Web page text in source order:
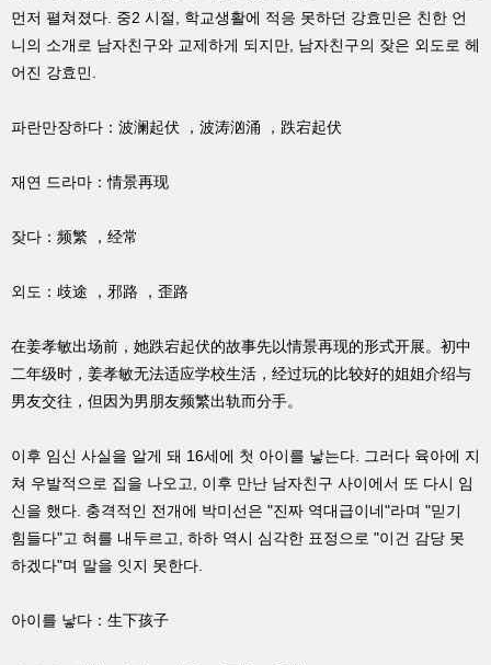
먼저 펼쳐졌다. 중2 시절, 학교생활에 적응 못하던 강효민은 친한 언
니의 소개로 남자친구와 교제하게 되지만, 남자친구의 잦은 외도로 헤
어진 강효민.
파란만장하다：波澜起伏 ，波涛汹涌 ，跌宕起伏
재연 드라마：情景再现
잦다：频繁 ，经常
외도：歧途 ，邪路 ，歪路
在姜孝敏出场前，她跌宕起伏的故事先以情景再现的形式开展。初中
二年级时，姜孝敏无法适应学校生活，经过玩的比较好的姐姐介绍与
男友交往，但因为男朋友频繁出轨而分手。
이후 임신 사실을 알게 돼 16세에 첫 아이를 낳는다. 그러다 육아에 지
쳐 우발적으로 집을 나오고, 이후 만난 남자친구 사이에서 또 다시 임
신을 했다. 충격적인 전개에 박미선은 "진짜 역대급이네"라며 "믿기
힘들다"고 혀를 내두르고, 하하 역시 심각한 표정으로 "이건 감당 못
하겠다"며 말을 잇지 못한다.
아이를 낳다：生下孩子